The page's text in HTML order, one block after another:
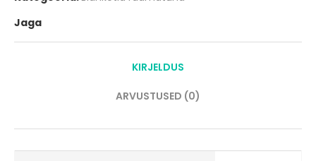
Jaga
KIRJELDUS
ARVUSTUSED (0)